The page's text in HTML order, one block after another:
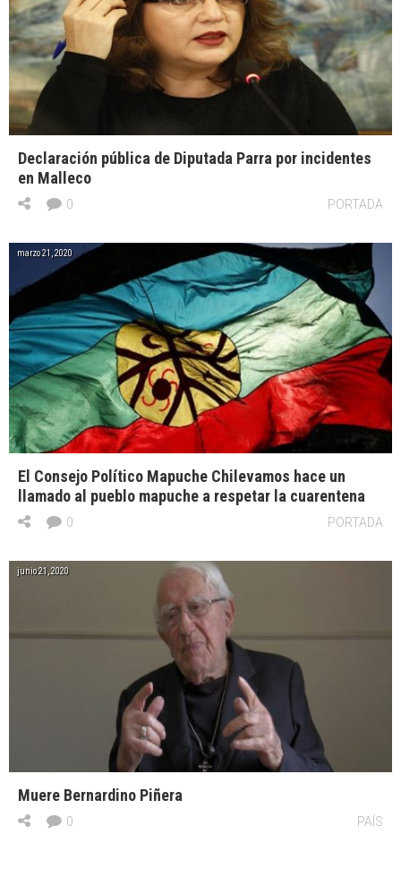
Declaración pública de Diputada Parra por incidentes
en Malleco
PORTADA
0
marzo 21, 2020
El Consejo Político Mapuche Chilevamos hace un
llamado al pueblo mapuche a respetar la cuarentena
PORTADA
0
junio 21, 2020
Muere Bernardino Piñera
PAÍS
0